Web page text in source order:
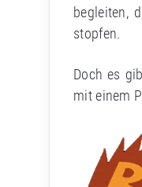
begleiten,
stopfen.
Doch es
mit einem